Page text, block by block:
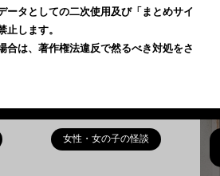
ータとしての二次使用及び「まとめサイ
止します。
合は、著作権法違反で然るべき対処をさ
女性・女の子の怪談